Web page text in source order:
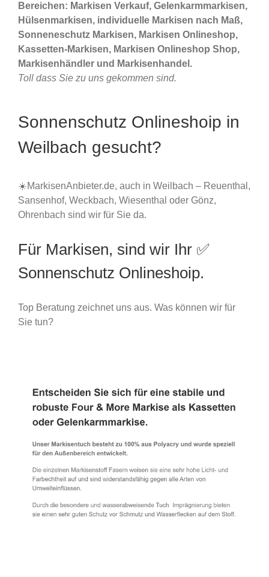
Bereichen: Markisen Verkauf, Gelenkarmmarkisen,
Hülsenmarkisen, individuelle Markisen nach Maß,
Sonneneschutz Markisen, Markisen Onlineshop,
Kassetten-Markisen, Markisen Onlineshop Shop,
Markisenhändler und Markisenhandel.
Toll dass Sie zu uns gekommen sind.
Sonnenschutz Onlineshoip in
Weilbach gesucht?
☀️MarkisenAnbieter.de, auch in Weilbach – Reuenthal,
Sansenhof, Weckbach, Wiesenthal oder Gönz,
Ohrenbach sind wir für Sie da.
Für Markisen, sind wir Ihr ✅
Sonnenschutz Onlineshoip.
Top Beratung zeichnet uns aus. Was können wir für
Sie tun?